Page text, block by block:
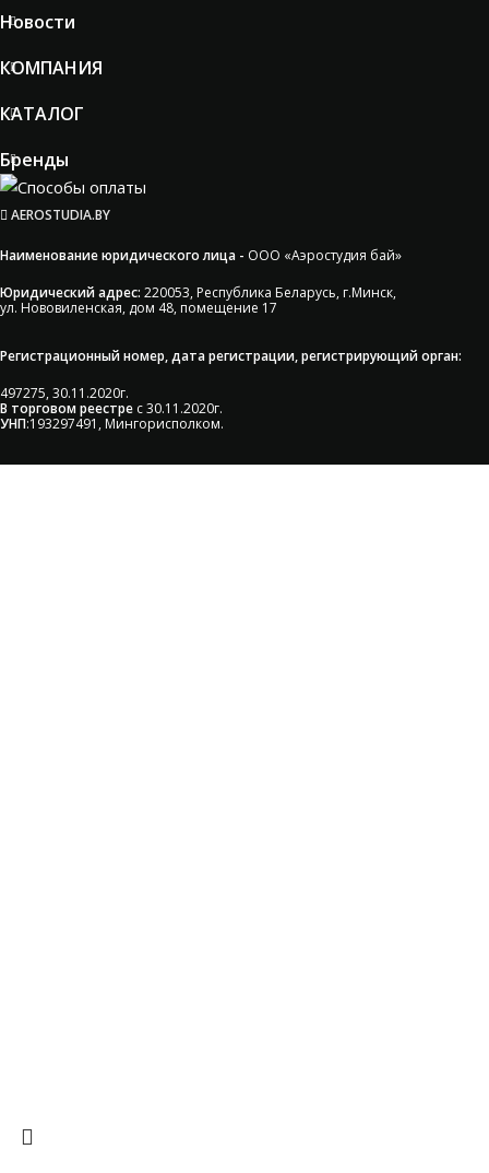
Новости
КОМПАНИЯ
КАТАЛОГ
Бренды
AEROSTUDIA.BY
Наименование юридического лица - ООО «Аэростудия бай»
Юридический адрес: 220053, Республика Беларусь, г.Минск,
ул. Нововиленская, дом 48, помещение 17
Регистрационный номер, дата регистрации, регистрирующий орган:
497275, 30.11.2020г.
В торговом реестре с 30.11.2020г.
УНП:193297491, Мингорисполком.